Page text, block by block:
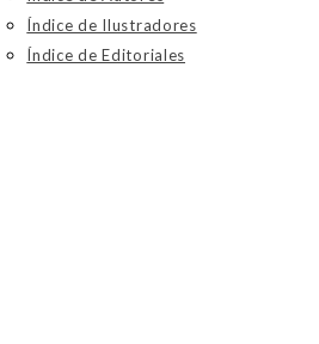
Índice de Ilustradores
Índice de Editoriales